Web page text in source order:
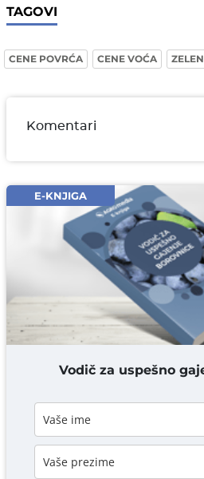
TAGOVI
CENE POVRĆA CENE VOĆA
Komentari
Email* obavezno
Komentar* obavezno
DODAJ
E-KNJIGA
Vodič za uspešno